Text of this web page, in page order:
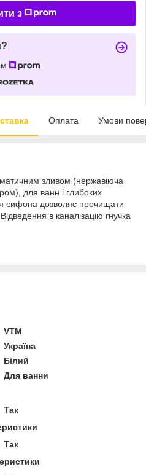
з
Оплата Умови
зливом (нержавіюча
для ванн і глибоких
сифона дозволяє прочищати
в каналізацію гнучка
VTM
Україна
Білий
Для ванни
Так
Так